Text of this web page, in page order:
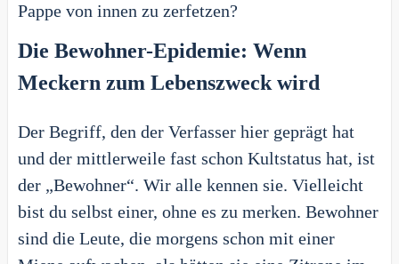
Pappe von innen zu zerfetzen?
Die Bewohner-Epidemie: Wenn
Meckern zum Lebenszweck wird
Der Begriff, den der Verfasser hier geprägt hat
und der mittlerweile fast schon Kultstatus hat, ist
der „Bewohner“. Wir alle kennen sie. Vielleicht
bist du selbst einer, ohne es zu merken. Bewohner
sind die Leute, die morgens schon mit einer